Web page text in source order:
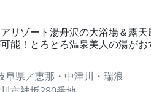
リゾート湯舟沢の大浴場＆露天
能！とろとろ温泉美人の湯がお
阜県／恵那・中津川・瑞浪